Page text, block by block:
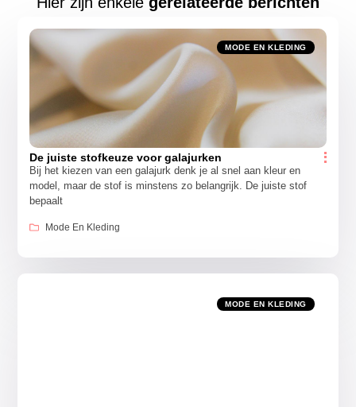
MODE EN KLEDING
De juiste stofkeuze voor galajurken
Bij het kiezen van een galajurk denk je al snel aan kleur en
model, maar de stof is minstens zo belangrijk. De juiste stof
bepaalt
Mode En Kleding
MODE EN KLEDING